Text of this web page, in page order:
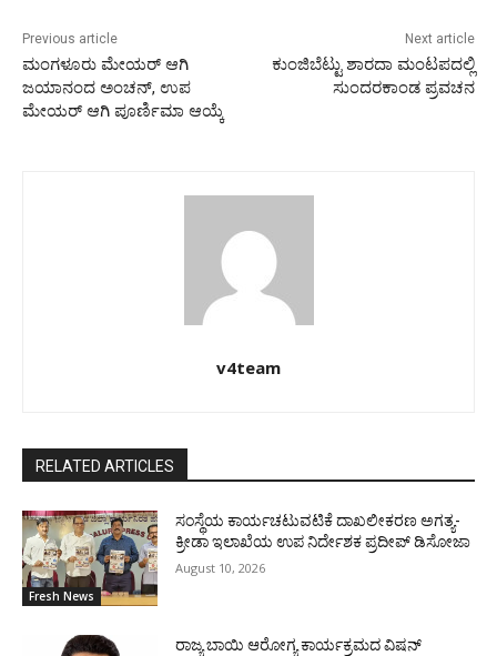
Previous article
ಮಂಗಳೂರು ಮೇಯರ್ ಆಗಿ
ಜಯಾನಂದ ಅಂಚನ್, ಉಪ
ಮೇಯರ್ ಆಗಿ ಪೂರ್ಣಿಮಾ ಆಯ್ಕೆ
Next article
ಕುಂಜಿಬೆಟ್ಟು ಶಾರದಾ ಮಂಟಪದಲ್ಲಿ
ಸುಂದರಕಾಂಡ ಪ್ರವಚನ
v4team
RELATED ARTICLES
Fresh News
ಸಂಸ್ಥೆಯ ಕಾರ್ಯಚಟುವಟಿಕೆ ದಾಖಲೀಕರಣ ಅಗತ್ಯ-
ಕ್ರೀಡಾ ಇಲಾಖೆಯ ಉಪ ನಿರ್ದೇಶಕ ಪ್ರದೀಪ್ ಡಿಸೋಜಾ
August 10, 2026
ರಾಜ್ಯ ಬಾಯಿ ಆರೋಗ್ಯ ಕಾರ್ಯಕ್ರಮದ ವಿಷನ್